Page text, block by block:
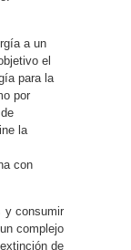
a un
el
para la
por
la
con
y consumir
complejo
de